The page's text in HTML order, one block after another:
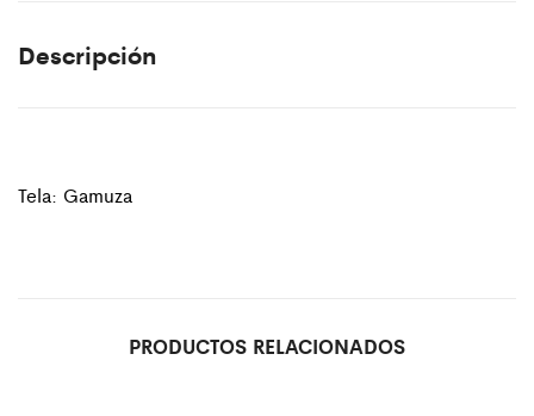
Descripción
Tela: Gamuza
PRODUCTOS RELACIONADOS